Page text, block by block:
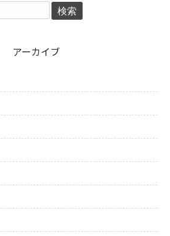
アーカイブ